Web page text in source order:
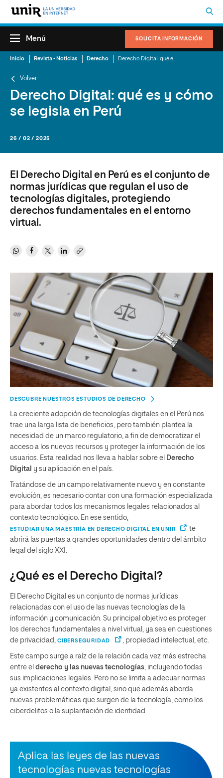
SOLICITA INFORMACIÓN
Menú
Inicio Revista - Noticias Derecho
Volver
Derecho Digital: qué es y cómo
se legisla en Perú
26 / 02 / 2025
El Derecho Digital en Perú es el conjunto de
normas jurídicas que regulan el uso de
tecnologías digitales, protegiendo
derechos fundamentales en el entorno
virtual.
DESCUBRE NUESTROS ESTUDIOS DE DERECHO
La creciente adopción de tecnologías digitales en el Perú nos
trae una larga lista de beneficios, pero también plantea la
necesidad de un marco regulatorio, a fin de democratizar el
acceso a los nuevos recursos y proteger la información de los
usuarios. Esta realidad nos lleva a hablar sobre el Derecho
Digital y su aplicación en el país.
Tratándose de un campo relativamente nuevo y en constante
evolución, es necesario contar con una formación especializada
para abordar todos los mecanismos legales relacionados al
contexto tecnológico. En ese sentido,
ESTUDIAR UNA MAESTRÍA EN DERECHO DIGITAL EN UNIR
te
abrirá las puertas a grandes oportunidades dentro del ámbito
legal del siglo XXI.
¿Qué es el Derecho Digital?
El Derecho Digital es un conjunto de normas jurídicas
relacionadas con el uso de las nuevas tecnologías de la
información y comunicación. Su principal objetivo es proteger
los derechos fundamentales a nivel virtual, ya sea en cuestiones
de privacidad,
CIBERSEGURIDAD , propiedad intelectual, etc.
Este campo surge a raíz de la relación cada vez más estrecha
entre el derecho y las nuevas tecnologías , incluyendo todas
sus implicaciones legales. Pero no se limita a adecuar normas
ya existentes al contexto digital, sino que además aborda
nuevas problemáticas que surgen de la tecnología, como los
ciberdelitos o la suplantación de identidad.
Aplica las leyes de las nuevas
tecnologías nuevas tecnologías